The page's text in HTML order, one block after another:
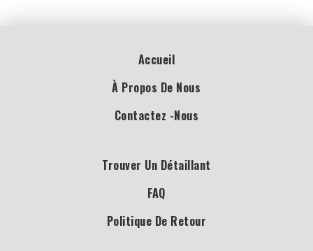
Accueil
À Propos De Nous
Contactez -nous
Trouver Un Détaillant
FAQ
Politique De Retour